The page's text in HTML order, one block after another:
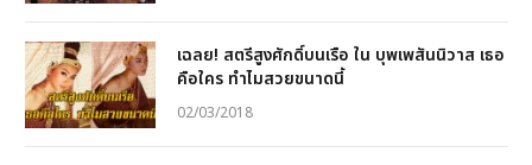
เฉลย! สตรีสูงศักดิ์บนเรือ ใน บุพเพสันนิวาส เธอ
คือใคร ทำไมสวยขนาดนี้
02/03/2018